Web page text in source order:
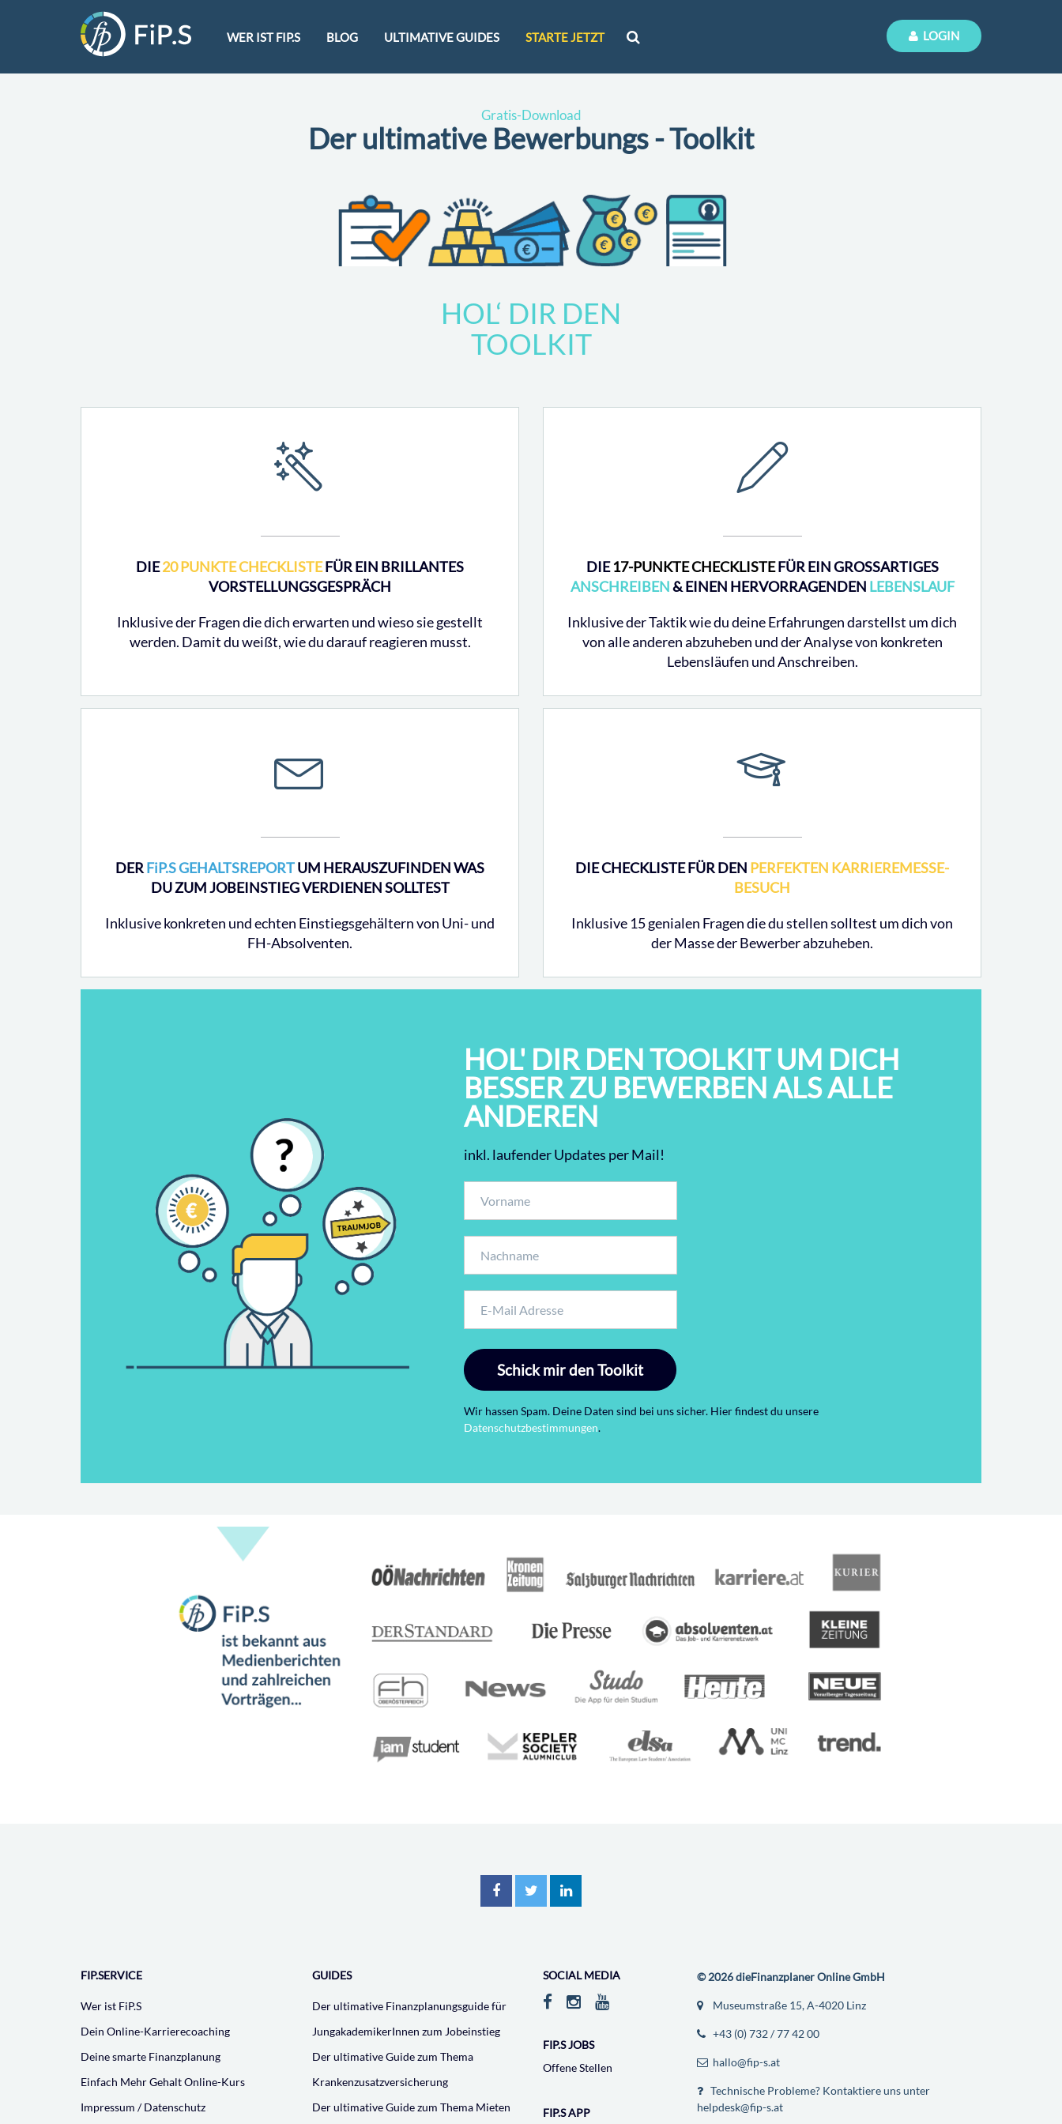
WER IST FIP.S BLOG ULTIMATIVE GUIDES STARTE JETZT LOGIN
Gratis-Download
Der ultimative Bewerbungs - Toolkit
HOL‘ DIR DEN
TOOLKIT
DIE20 PUNKTE CHECKLISTEFÜR EIN BRILLANTES
VORSTELLUNGSGESPRÄCH
Inklusive der Fragen die dich erwarten und wieso sie gestellt
werden. Damit du weißt, wie du darauf reagieren musst.
DIE17-PUNKTE CHECKLISTEFÜR EIN GROSSARTIGES
ANSCHREIBEN& EINEN HERVORRAGENDEN LEBENSLAUF
Inklusive der Taktik wie du deine Erfahrungen darstellst um dich
von alle anderen abzuheben und der Analyse von konkreten
Lebensläufen und Anschreiben.
DERFiP.S GEHALTSREPORTUM HERAUSZUFINDEN WAS
DU ZUM JOBEINSTIEG VERDIENEN SOLLTEST
Inklusive konkreten und echten Einstiegsgehältern von Uni- und
FH-Absolventen.
DIE CHECKLISTE FÜR DEN PERFEKTEN KARRIEREMESSE-
BESUCH
Inklusive 15 genialen Fragen die du stellen solltest um dich von
der Masse der Bewerber abzuheben.
HOL' DIR DEN TOOLKIT UM DICH
BESSER ZU BEWERBEN ALS ALLE
ANDEREN
inkl. laufender Updates per Mail!
Schick mir den Toolkit
Wir hassen Spam. Deine Daten sind bei uns sicher. Hier findest du unsere
Datenschutzbestimmungen.
FIP.SERVICE
Wer ist FiP.S
Dein Online-Karrierecoaching
Deine smarte Finanzplanung
Einfach Mehr Gehalt Online-Kurs
Impressum / Datenschutz
GUIDES
Der ultimative Finanzplanungsguide für
JungakademikerInnen zum Jobeinstieg
Der ultimative Guide zum Thema
Krankenzusatzversicherung
Der ultimative Guide zum Thema Mieten
SOCIAL MEDIA
FIP.S JOBS
Offene Stellen
FIP.S APP
© 2026 dieFinanzplaner Online GmbH
Museumstraße 15, A-4020 Linz
+43 (0) 732 / 77 42 00
hallo@fip-s.at
Technische Probleme? Kontaktiere uns unter
helpdesk@fip-s.at